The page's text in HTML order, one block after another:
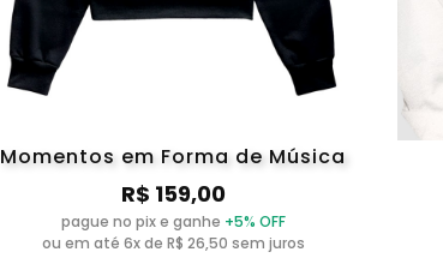
Momentos em Forma de Música
R$ 159,00
pague no pix e ganhe +5% OFF
ou em até 6x de R$ 26,50 sem juros